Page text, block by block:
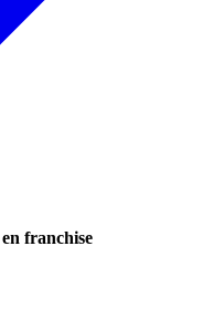
franchise